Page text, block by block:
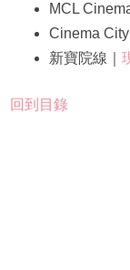
MCL
Cinema City
新寶院線｜
回到目錄